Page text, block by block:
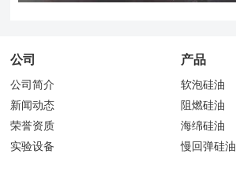
公司
公司简介
新闻动态
荣誉资质
实验设备
产品
软泡硅油
阻燃硅油
海绵硅油
慢回弹硅油